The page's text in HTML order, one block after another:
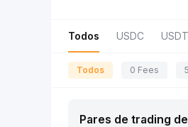
Todos USDC USDT
Todos 0 Fees
Pares de trading